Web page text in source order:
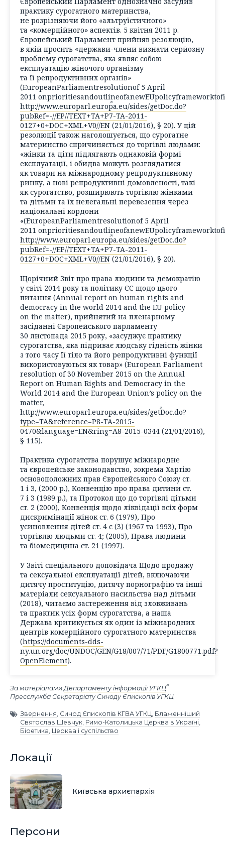
практику сурогатного материнства,
не розрізняючи його «альтруїстичного»
та «комерційного» аспектів. 5 квітня 2011 р.
Європейський Парламент прийняв резолюцію,
в якій просить «держави-члени визнати серйозну
проблему сурогатства, яка являє собою
експлуатацію жіночого організму
та її репродуктивних органів»
(EuropeanParliamentresolutionof 5 April
2011
http://www.europarl.europa.eu/sides/getDoc.do?
pubRef=-//EP//TEXT+TA+P7-TA-2011-
0127+0+DOC+XML+V0//EN (21/01/2016), § 20). У цій
резолюції також наголошується, що сурогатне
материнство спричиняється до торгівлі людьми:
«жінки та діти підлягають однаковій формі
експлуатації, і обидва можуть розглядатися
як товари на міжнародному репродуктивному
ринку, а нові репродуктивні домовленості, такі
як сурогатство, розширюють торгівлю жінками
та дітьми та їх нелегальні перевезення через
національні кордони
«(EuropeanParliamentresolutionof 5 April
2011
http://www.europarl.europa.eu/sides/getDoc.do?
pubRef=-//EP//TEXT+TA+P7-TA-2011-
0127+0+DOC+XML+V0//EN (21/01/2016), § 20).
Щорічний Звіт про права людини та демократію
у світі 2014 року та політику ЄС щодо цього
питання (Annual report on human rights and
democracy in the world 2014 and the EU policy
on the matter), прийнятий на пленарному
засіданні Європейського парламенту
30 листопада 2015 року, «засуджує практику
сурогатства, яка підриває людську гідність жінки
з того часу її тіло та його репродуктивні функції
використовуються як товар» (European Parliament
resolution of 30 November 2015 on the Annual
Report on Human Rights and Democracy in the
World 2014 and the European Union’s policy on the
matter,
http://www.europarl.europa.eu/sides/getDoc.do?
type=TA&reference=P8-TA-2015-
0470&language=EN&ring=A8-2015-0344 (21/01/2016),
§ 115).
Практика сурогатства порушує міжнародне
та європейське законодавство, зокрема Хартію
основоположних прав Європейського Союзу ст.
1 і 3, (2000 р.), Конвенцію про права дитини ст.
7 і 3 (1989 р.), та Протокол що до торгівлі дітьми
ст. 2 (2000), Конвенція щодо ліквідації всіх форм
дискримінації жінокст. 6 (1979), Про
усиновлення дітей ст. 4 с (3) (1967 та 1993), Про
торгівлю людьми ст. 4; (2005), Права людини
та біомедицина ст. 21 (1997).
У Звіті спеціального доповідача Щодо продажу
та сексуальної експлуатації дітей, включаючи
дитячу проституцію, дитячу порнографію та інші
матеріали сексуального насильства над дітьми
(2018), читаємо застереження від зловживань
та практик усіх форм сурогатства, а наша
Держава критикується як один із міжнародних
центрів комерційного сурогатного материнства
(https://documents-dds-
ny.un.org/doc/UNDOC/GEN/G18/007/71/PDF/G1800771.pdf?
OpenElement).
За матеріаламиДепартаменту інформації УГКЦ
Пресслужба Секретаріату Синоду Єпископів УГКЦ
Звернення, Синод Єпископів КГВА УГКЦ, Блаженніший
Святослав Шевчук, Римо-Католицька Церква в Україні,
Біоетика, Церква і суспільство
Локації
Київська архиєпархія
Персони